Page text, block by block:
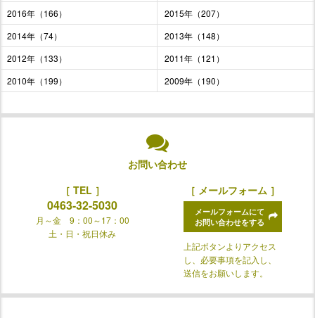
2016年（166）
2015年（207）
2014年（74）
2013年（148）
2012年（133）
2011年（121）
2010年（199）
2009年（190）
お問い合わせ
［ TEL ］
0463-32-5030
月～金 9：00～17：00
土・日・祝日休み
［ メールフォーム ］
メールフォームにて
お問い合わせをする
上記ボタンよりアクセス
し、必要事項を記入し、
送信をお願いします。